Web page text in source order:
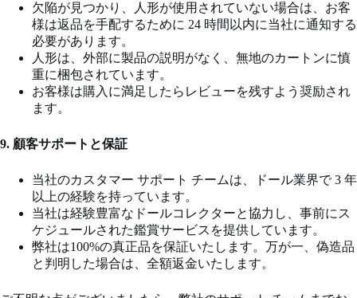
欠陥が見つかり、人形が使用されていない場合は、お客
様は返品を手配するために 24 時間以内に当社に通知する
必要があります。
人形は、外部に製品の説明がなく、無地のカートンに慎
重に梱包されています。
お客様は購入に満足したらレビューを残すよう奨励され
ます。
9. 顧客サポートと保証
当社のカスタマー サポート チームは、ドール業界で 3 年
以上の経験を持っています。
当社は経験豊富なドールコレクターと協力し、事前にス
ケジュールされた鑑賞サービスを提供しています。
弊社は100%の真正品を保証いたします。万が一、偽造品
と判明した場合は、全額返金いたします。